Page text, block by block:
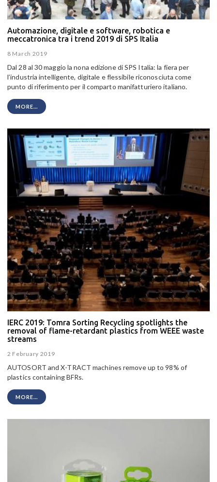
Automazione, digitale e software, robotica e
meccatronica tra i trend 2019 di SPS Italia
8 March 2019
Dal 28 al 30 maggio la nona edizione di SPS Italia: la fiera per
l’industria intelligente, digitale e flessibile riconosciuta come
punto di riferimento per il comparto manifatturiero italiano.
MORE...
IERC 2019: Tomra Sorting Recycling spotlights the
removal of flame-retardant plastics from WEEE waste
streams
2 February 2019
AUTOSORT and X-TRACT machines remove up to 98% of
plastics containing BFRs.
MORE...